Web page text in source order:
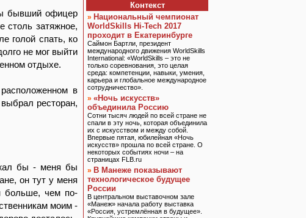
бывший офицер
столь затяжное,
голой спать, ко
не мог выйти
отдыхе.
в
ресторан,
бы - меня бы
он тут у меня
больше, чем по-
моим -
Контекст
» Национальный чемпионат
WorldSkills Hi-Tech 2017
проходит в Екатеринбурге
Саймон Бартли, президент
международного движения WorldSkills
International: «WorldSkills – это не
только соревнования, это целая
среда: компетенции, навыки, умения,
карьера и глобальное международное
сотрудничество».
» «Ночь искусств»
объединила Россию
Сотни тысяч людей по всей стране не
спали в эту ночь, которая объединила
их с искусством и между собой.
Впервые пятая, юбилейная «Ночь
искусств» прошла по всей стране. О
некоторых событиях ночи – на
страницах FLB.ru
» В Манеже показывают
технологическое будущее
России
В центральном выставочном зале
«Манеж» начала работу выставка
«Россия, устремлённая в будущее».